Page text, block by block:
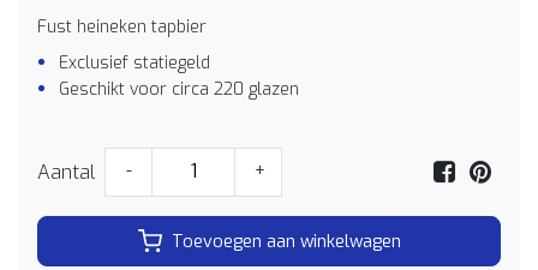
Fust heineken tapbier
Exclusief statiegeld
Geschikt voor circa 220 glazen
Aantal - +
Toevoegen aan winkelwagen